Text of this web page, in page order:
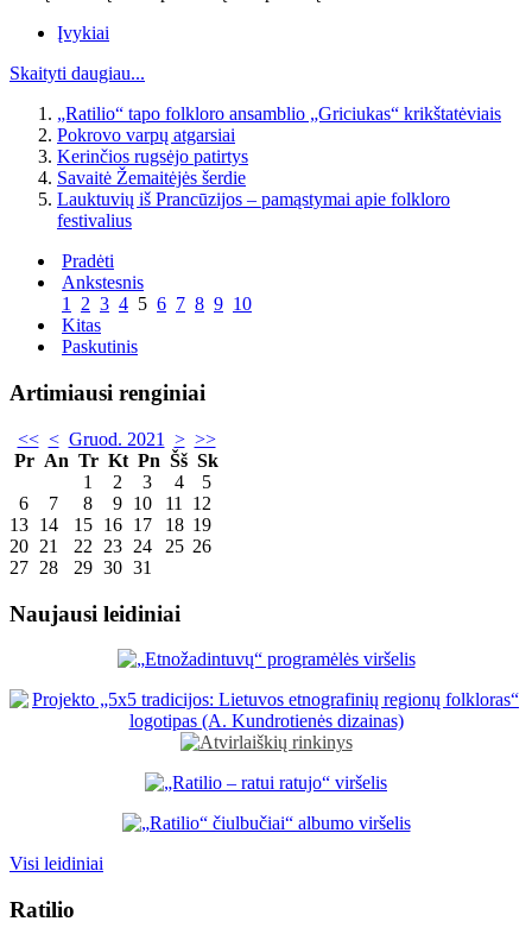
Įvykiai
Skaityti daugiau...
„Ratilio“ tapo folkloro ansamblio „Griciukas“ krikštatėviais
Pokrovo varpų atgarsiai
Kerinčios rugsėjo patirtys
Savaitė Žemaitėjės šerdie
Lauktuvių iš Prancūzijos – pamąstymai apie folkloro
festivalius
Pradėti
Ankstesnis
1 2 3 4 5 6 7 8 9 10
Kitas
Paskutinis
Artimiausi renginiai
<< < Gruod. 2021 > >>
Pr An Tr Kt Pn Šš Sk
1
2 3 4
5
6
7 8 9 10 11
12
13 14 15 16 17 18 19
20 21 22 23 24 25 26
27 28 29 30 31
Naujausi leidiniai
Visi leidiniai
Ratilio